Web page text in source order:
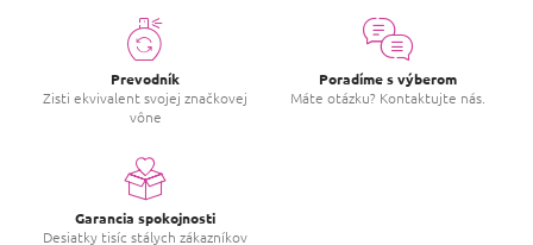
Prevodník
Zisti ekvivalent svojej značkovej
vône
Poradíme s výberom
Máte otázku? Kontaktujte nás.
Garancia spokojnosti
Desiatky tisíc stálych zákazníkov